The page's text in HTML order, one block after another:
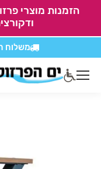
הזמנות מוצרי
משלוח